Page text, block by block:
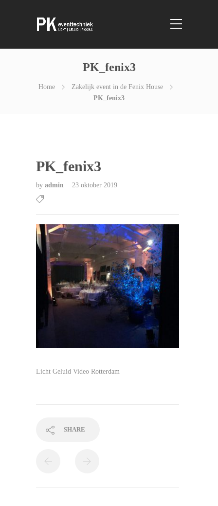
PK_fenix3
Home
Zakelijk event in de Fenix House
PK_fenix3
PK_fenix3
by admin 23 oktober 2019
Licht Geluid Video Rotterdam
SHARE